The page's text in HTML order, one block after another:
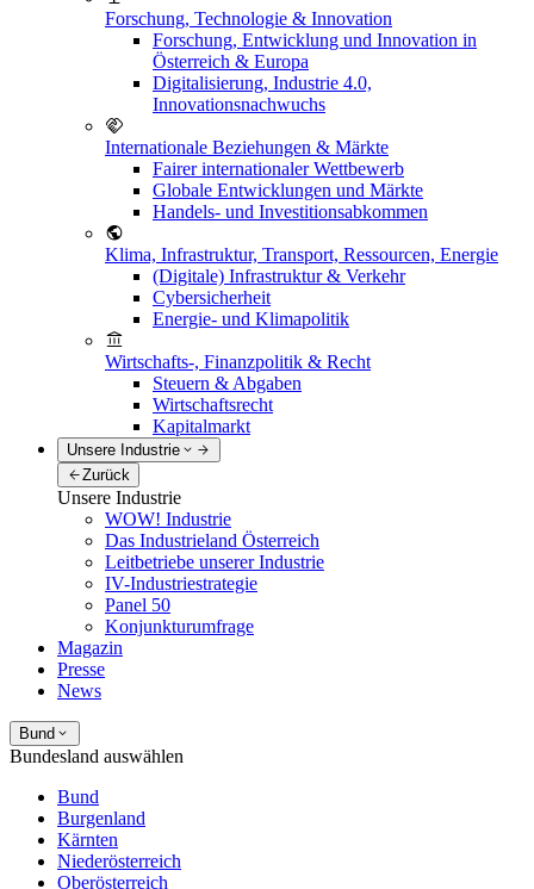
Forschung, Technologie & Innovation
Forschung, Entwicklung und Innovation in
Österreich & Europa
Digitalisierung, Industrie 4.0,
Innovationsnachwuchs
Internationale Beziehungen & Märkte
Fairer internationaler Wettbewerb
Globale Entwicklungen und Märkte
Handels- und Investitionsabkommen
Klima, Infrastruktur, Transport, Ressourcen, Energie
(Digitale) Infrastruktur & Verkehr
Cybersicherheit
Energie- und Klimapolitik
Wirtschafts-, Finanzpolitik & Recht
Steuern & Abgaben
Wirtschaftsrecht
Kapitalmarkt
Unsere Industrie
Zurück
Unsere Industrie
WOW! Industrie
Das Industrieland Österreich
Leitbetriebe unserer Industrie
IV-Industriestrategie
Panel 50
Konjunkturumfrage
Magazin
Presse
News
Bund
Bundesland auswählen
Bund
Burgenland
Kärnten
Niederösterreich
Oberösterreich